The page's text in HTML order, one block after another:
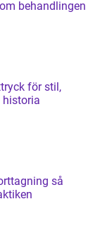
behandlingen
för stil,
historia
så